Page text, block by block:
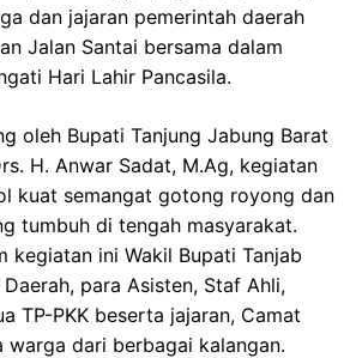
dan jajaran pemerintah daerah
Jalan Santai bersama dalam
Hari Lahir Pancasila.
oleh Bupati Tanjung Jabung Barat
H. Anwar Sadat, M.Ag, kegiatan
kuat semangat gotong royong dan
tumbuh di tengah masyarakat.
kegiatan ini Wakil Bupati Tanjab
para Asisten, Staf Ahli,
TP-PKK beserta jajaran, Camat
warga dari berbagai kalangan.